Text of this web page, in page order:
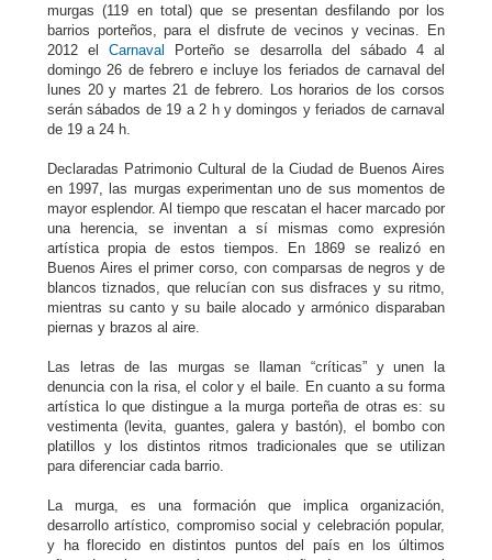
murgas (119 en total) que se presentan desfilando por los
barrios porteños, para el disfrute de vecinos y vecinas. En
2012 elCarnaval
Porteño se desarrolla del sábado 4 al
domingo 26 de febrero e incluye los feriados de carnaval del
lunes 20 y martes 21 de febrero. Los horarios de los corsos
serán sábados de 19 a 2 h y domingos y feriados de carnaval
de 19 a 24 h.
Declaradas Patrimonio Cultural de la Ciudad de Buenos Aires
en 1997, las murgas experimentan uno de sus momentos de
mayor esplendor. Al tiempo que rescatan el hacer marcado por
una herencia, se inventan a sí mismas como expresión
artística propia de estos tiempos. En 1869 se realizó en
Buenos Aires el primer corso, con comparsas de negros y de
blancos tiznados, que relucían con sus disfraces y su ritmo,
mientras su canto y su baile alocado y armónico disparaban
piernas y brazos al aire.
Las letras de las murgas se llaman “críticas” y unen la
denuncia con la risa, el color y el baile. En cuanto a su forma
artística lo que distingue a la murga porteña de otras es: su
vestimenta (levita, guantes, galera y bastón), el bombo con
platillos y los distintos ritmos tradicionales que se utilizan
para diferenciar cada barrio.
La murga, es una formación que implica organización,
desarrollo artístico, compromiso social y celebración popular,
y ha florecido en distintos puntos del país en los últimos